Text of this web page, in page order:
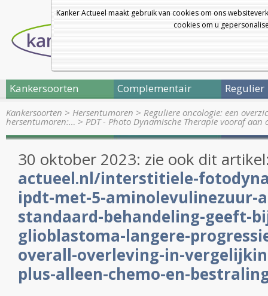
Kanker Actueel maakt gebruik van cookies om ons
cookies om u
Kankersoorten Complementair Regulier
Kankersoorten > Hersentumoren > Reguliere oncologie: een
hersentumoren:… > PDT - Photo Dynamische Therapie vooraf aan
30 oktober 2023: zie ook dit
actueel.nl/interstitiele-
ipdt-met-5-aminolevulinezuur-
standaard-behandeling-geeft-
glioblastoma-langere-
overall-overleving-in-
plus-alleen-chemo-en-